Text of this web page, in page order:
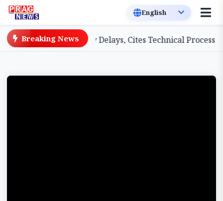
Breaking News
Teachers on Salary Delays, Cites Technical Process